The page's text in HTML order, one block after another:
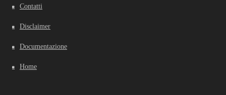
Contatti
Disclaimer
Documentazione
Home